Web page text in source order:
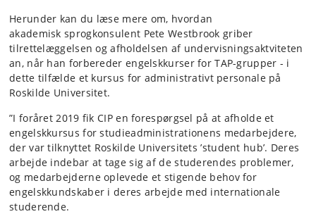
Herunder kan du læse mere om, hvordan
akademisk sprogkonsulent Pete Westbrook griber
tilrettelæggelsen og afholdelsen af undervisningsaktviteten
an, når han forbereder engelskkurser for TAP-grupper - i
dette tilfælde et kursus for administrativt personale på
Roskilde Universitet.
”I foråret 2019 fik CIP en forespørgsel på at afholde et
engelskkursus for studieadministrationens medarbejdere,
der var tilknyttet Roskilde Universitets ’student hub’. Deres
arbejde indebar at tage sig af de studerendes problemer,
og medarbejderne oplevede et stigende behov for
engelskkundskaber i deres arbejde med internationale
studerende.